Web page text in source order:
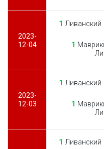
2023-
12-04
1 Ливанский
1
2023-
12-03
1 Ливанский
1
1 Ливанский